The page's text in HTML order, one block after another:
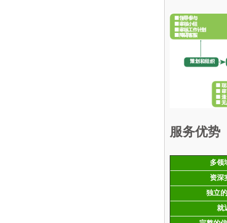
服务优势
多领
资深
独立
就